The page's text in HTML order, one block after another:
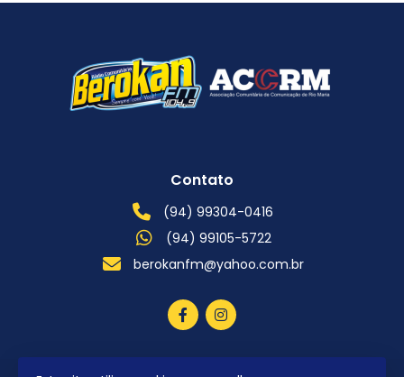
Contato
(94) 99304-0416
(94) 99105-5722
berokanfm@yahoo.com.br